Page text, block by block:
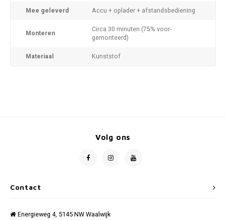
Mee geleverd Accu + oplader + afstandsbediening
Monteren
Circa 30 minuten (75% voor-
gemonteerd)
Materiaal Kunststof
Contact
Energieweg 4, 5145 NW Waalwijk
Volg ons